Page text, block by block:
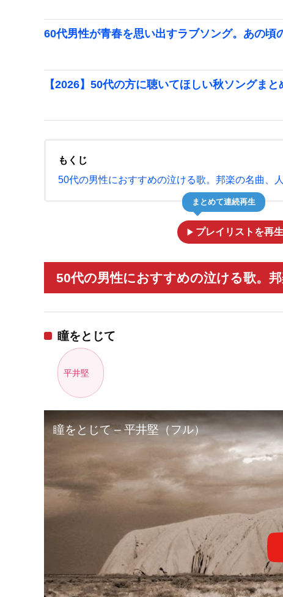
60代男性が青春を思い出すラブソング。あの頃
【2026】50代の方に聴いてほしい秋ソングま
もくじ
50代の男性におすすめの泣ける歌。邦楽の名曲、
play_arrow プレイリストを再生
まとめて連続再生
50代の男性におすすめの泣ける歌。邦
瞳をとじて
平井堅
瞳をとじて – 平井堅（フル）